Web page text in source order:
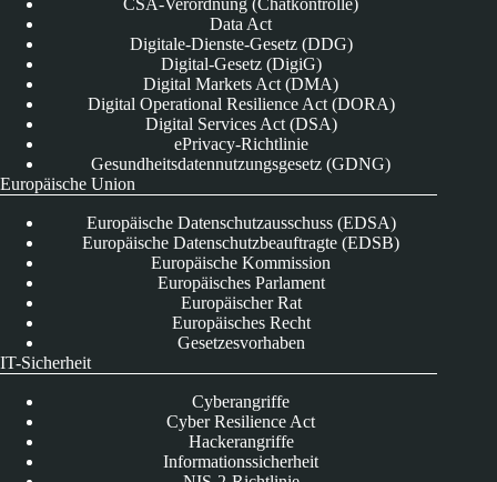
CSA-Verordnung (Chatkontrolle)
Data Act
Digitale-Dienste-Gesetz (DDG)
Digital-Gesetz (DigiG)
Digital Markets Act (DMA)
Digital Operational Resilience Act (DORA)
Digital Services Act (DSA)
ePrivacy-Richtlinie
Gesundheitsdatennutzungsgesetz (GDNG)
Europäische Union
Europäische Datenschutzausschuss (EDSA)
Europäische Datenschutzbeauftragte (EDSB)
Europäische Kommission
Europäisches Parlament
Europäischer Rat
Europäisches Recht
Gesetzesvorhaben
IT-Sicherheit
Cyberangriffe
Cyber Resilience Act
Hackerangriffe
Informationssicherheit